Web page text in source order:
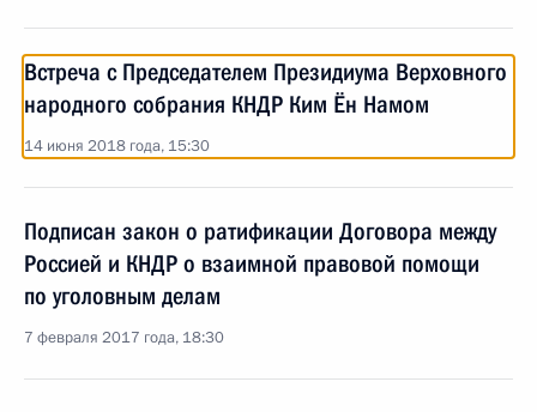
Встреча с Председателем Президиума Верховного
народного собрания КНДР Ким Ён Намом
14 июня 2018 года, 15:30
Подписан закон о ратификации Договора между
Россией и КНДР о взаимной правовой помощи
по уголовным делам
7 февраля 2017 года, 18:30